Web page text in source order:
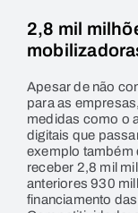
2,8 mil
Apesar de não
para as
medidas como o
digitais que
exemplo também
receber 2,8 mil
anteriores 930
financiamento